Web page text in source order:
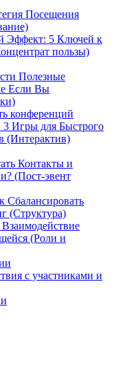
Посещения
Эффект: 5 Ключей к
пользы)
Полезные
Если Вы
конференций
3 Игры для Быстрого
(Интерактив)
Контакты и
(Пост-эвент
(Структура)
(Роли и
с участниками и